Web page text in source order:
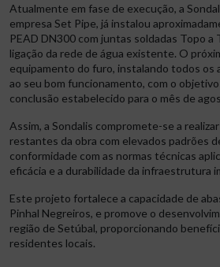
Atualmente em fase de execução, a
empresa Set Pipe, já instalou
PEAD DN300 com juntas soldadas Topo a
ligação da rede de água existente. O
equipamento do furo, instalando todos os
ao seu bom funcionamento, com o
conclusão estabelecido para o mês de
Assim, a Sondalis compromete-se a
restantes da obra com elevados padrões
conformidade com as normas técnicas
eficácia e a durabilidade da infraestrutura
Este projeto fortalece a capacidade de
Pinhal Negreiros, e promove o
região de Setúbal, proporcionando
residentes locais.